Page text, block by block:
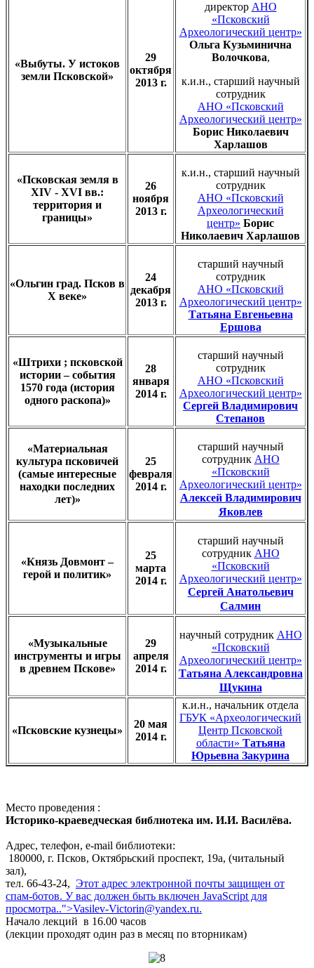
«Выбуты. У истоков
земли Псковской»
29
октября
2013 г.
директор АНО
«Псковский
Археологический центр»
Ольга Кузьминична
Волочкова,
к.и.н., старший научный
сотрудник
АНО «Псковский
Археологический центр»
Борис Николаевич
Харлашов
«Псковская земля в
XIV - XVI вв.:
территория и
границы»
26
ноября
2013 г.
к.и.н., старший научный
сотрудник
АНО «Псковский
Археологический
центр» Борис
Николаевич Харлашов
«Ольгин град. Псков в
X веке»
24
декабря
2013 г.
старший научный
сотрудник
АНО «Псковский
Археологический центр»
Татьяна Евгеньевна
Ершова
«Штрихи ; псковской
истории – события
1570 года (история
одного раскопа)»
28
января
2014 г.
старший научный
сотрудник
АНО «Псковский
Археологический центр»
Сергей Владимирович
Степанов
«Материальная
культура псковичей
(самые интересные
находки последних
лет)»
25
февраля
2014 г.
старший научный
сотрудник АНО
«Псковский
Археологический центр»
Алексей Владимирович
Яковлев
«Князь Довмонт –
герой и политик»
25
марта
2014 г.
старший научный
сотрудник АНО
«Псковский
Археологический центр»
Сергей Анатольевич
Салмин
«Музыкальные
инструменты и игры
в древнем Пскове»
29
апреля
2014 г.
научный сотрудник АНО
«Псковский
Археологический центр»
Татьяна Александровна
Щукина
«Псковские кузнецы»
20 мая
2014 г.
к.и.н., начальник отдела
ГБУК «Археологический
Центр Псковской
области» Татьяна
Юрьевна Закурина
Место проведения :
Историко-краеведческая библиотека им. И.И. Василёва.
Адрес, телефон, e-mail библиотеки:
180000, г. Псков, Октябрьский проспект, 19а, (читальный
зал),
тел. 66-43-24, Этот адрес электронной почты защищен от
спам-ботов. У вас должен быть включен JavaScript для
просмотра..">Vasilev-Victorin@yandex.ru.
Начало лекций в 16.00 часов
(лекции проходят один раз в месяц по вторникам)